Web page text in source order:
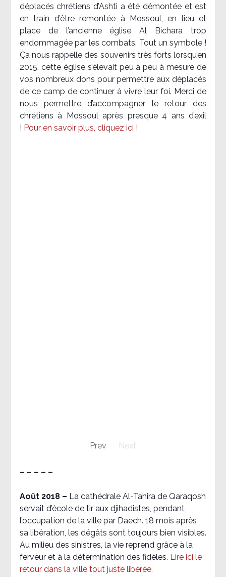
déplacés chrétiens d’Ashti a été démontée et est
en train d’être remontée à Mossoul, en lieu et
place de l’ancienne église Al Bichara trop
endommagée par les combats. Tout un symbole !
Ça nous rappelle des souvenirs très forts lorsqu’en
2015, cette église s’élevait peu à peu à mesure de
vos nombreux dons pour permettre aux déplacés
de ce camp de continuer à vivre leur foi. Merci de
nous permettre d’accompagner le retour des
chrétiens à Mossoul après presque 4 ans d’exil
! Pour en savoir plus, cliquez ici !
Prev Next
– – – – –
Août 2018 – La cathédrale Al-Tahira de Qaraqosh
servait d’école de tir aux djihadistes, pendant
l’occupation de la ville par Daech. 18 mois après
sa libération, les dégâts sont toujours bien visibles.
Au milieu des sinistres, la vie reprend grâce à la
ferveur et à la détermination des fidèles. Lire ici le
retour dans la ville tout juste libérée.